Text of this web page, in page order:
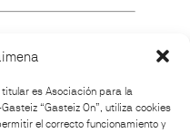
es Asociación para la
“Gasteiz On”, utiliza cookies
el correcto funcionamiento y